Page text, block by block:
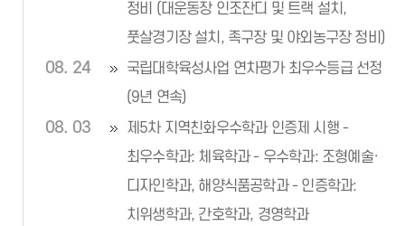
정비 (대운동장 인조잔디 및 트랙 설치,
풋살경기장 설치, 족구장 및 야외농구장 정비)
08. 24
국립대학육성사업 연차평가 최우수등급 선정
(9년 연속)
08. 03
제5차 지역친화우수학과 인증제 시행 -
최우수학과: 체육학과 - 우수학과: 조형예술·
디자인학과, 해양식품공학과 - 인증학과:
치위생학과, 간호학과, 경영학과